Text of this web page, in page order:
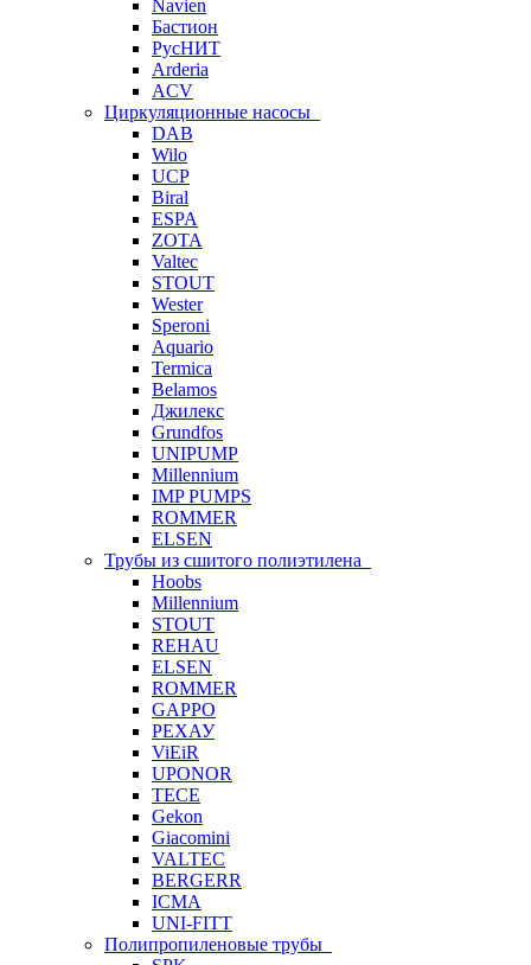
Navien
Бастион
РусНИТ
Arderia
ACV
Циркуляционные насосы
DAB
Wilo
UCP
Biral
ESPA
ZOTA
Valtec
STOUT
Wester
Speroni
Aquario
Termica
Belamos
Джилекс
Grundfos
UNIPUMP
Millennium
IMP PUMPS
ROMMER
ELSEN
Трубы из сшитого полиэтилена
Hoobs
Millennium
STOUT
REHAU
ELSEN
ROMMER
GAPPO
РЕХАУ
ViEiR
UPONOR
TECE
Gekon
Giacomini
VALTEC
BERGERR
ICMA
UNI-FITT
Полипропиленовые трубы